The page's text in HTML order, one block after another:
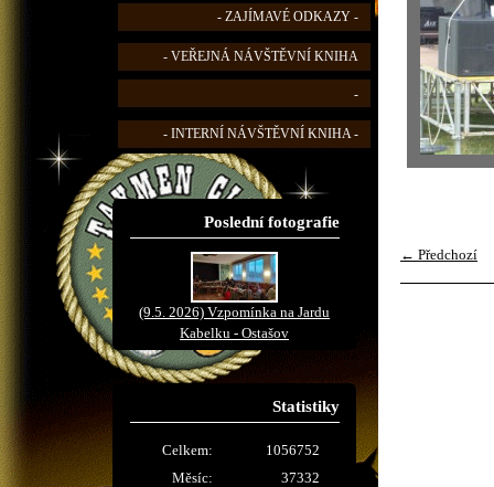
- ZAJÍMAVÉ ODKAZY -
- VEŘEJNÁ NÁVŠTĚVNÍ KNIHA
-
- INTERNÍ NÁVŠTĚVNÍ KNIHA -
Poslední fotografie
(9.5. 2026) Vzpomínka na Jardu
Kabelku - Ostašov
Statistiky
Celkem:
1056752
Měsíc:
37332
← Předchozí